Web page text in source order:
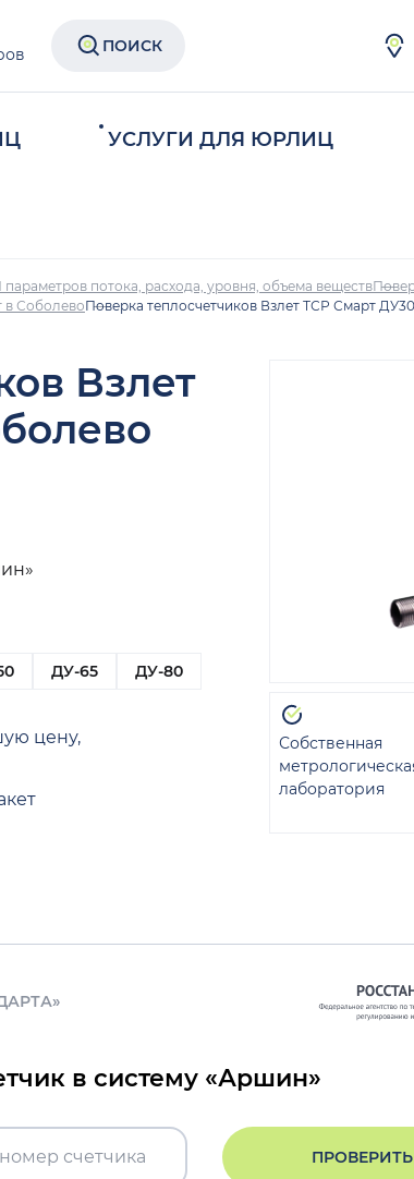
ПОИСК
УСЛУГИ ДЛЯ ЮРЛИЦ
потока, расхода, уровня, объема веществ
в СоболевоПоверка теплосчетчиков Взлет ТСР Смарт
Взлет
ДУ-65
ДУ-80
цену,
Собственная
лаборатория
в систему «Аршин»
ПРОВЕРИТЬ